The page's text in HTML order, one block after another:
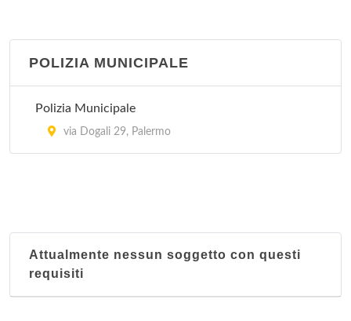
Ingrassia
Ospedale Civico Benfratelli
via Lazzaro 2 a, Palermo
Paolo Giaccone
POLIZIA MUNICIPALE
Polizia Municipale
via Dogali 29, Palermo
Attualmente nessun soggetto con questi
requisiti